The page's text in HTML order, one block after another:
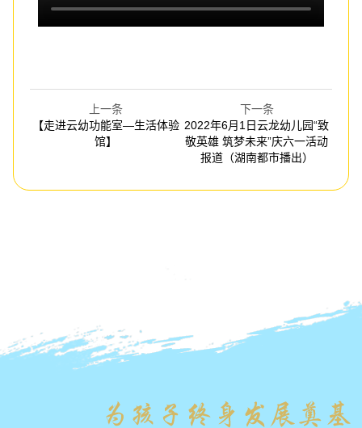
上一条
【走进云幼功能室—生活体验
馆】
下一条
2022年6月1日云龙幼儿园“致
敬英雄 筑梦未来”庆六一活动
报道（湖南都市播出）